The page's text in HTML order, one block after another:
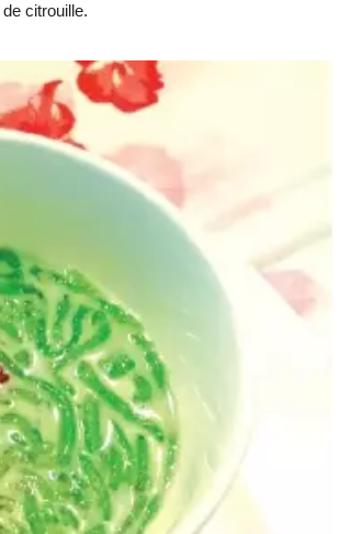
citrouille.